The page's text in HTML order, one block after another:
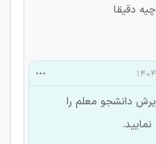
دقیقا
دانشجو معلم را